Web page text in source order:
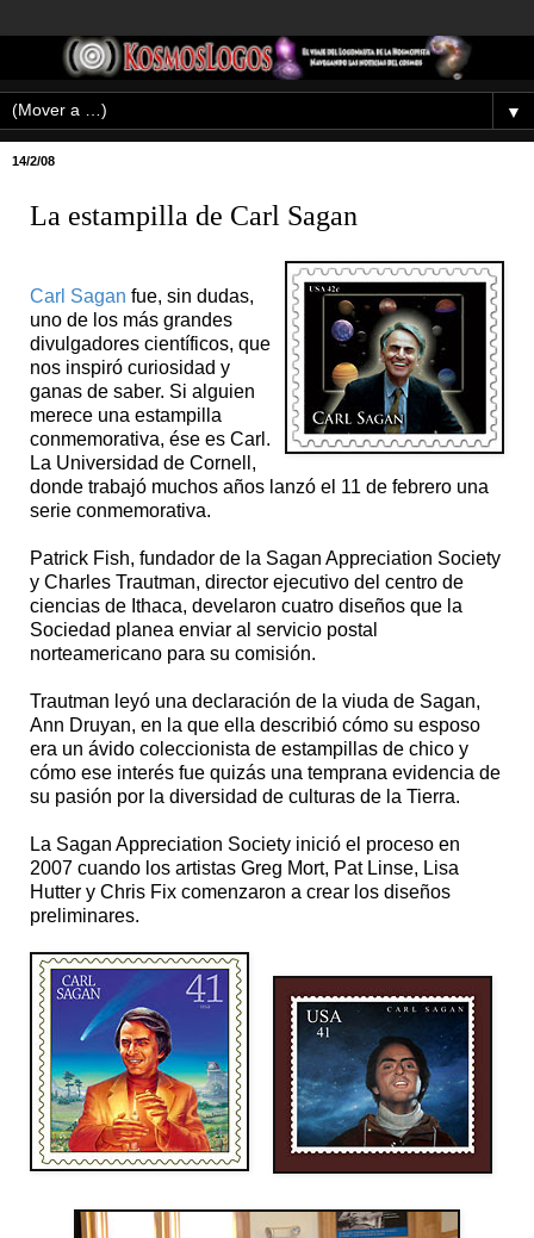
▼
14/2/08
La estampilla de Carl Sagan
Carl Sagan fue, sin dudas,
uno de los más grandes
divulgadores científicos, que
nos inspiró curiosidad y
ganas de saber. Si alguien
merece una estampilla
conmemorativa, ése es Carl.
La Universidad de Cornell,
donde trabajó muchos años lanzó el 11 de febrero una
serie conmemorativa.
Patrick Fish, fundador de la Sagan Appreciation Society
y Charles Trautman, director ejecutivo del centro de
ciencias de Ithaca, develaron cuatro diseños que la
Sociedad planea enviar al servicio postal
norteamericano para su comisión.
Trautman leyó una declaración de la viuda de Sagan,
Ann Druyan, en la que ella describió cómo su esposo
era un ávido coleccionista de estampillas de chico y
cómo ese interés fue quizás una temprana evidencia de
su pasión por la diversidad de culturas de la Tierra.
La Sagan Appreciation Society inició el proceso en
2007 cuando los artistas Greg Mort, Pat Linse, Lisa
Hutter y Chris Fix comenzaron a crear los diseños
preliminares.